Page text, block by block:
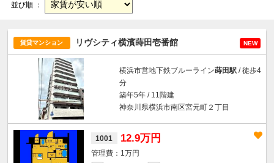
並び順 ：
賃貸マンション リヴシティ横濱蒔田壱番館 NEW
横浜市営地下鉄ブルーライン蒔田駅 / 徒歩4
分
築年5年 / 11階建
神奈川県横浜市南区宮元町２丁目
1001 12.9万円
1万円